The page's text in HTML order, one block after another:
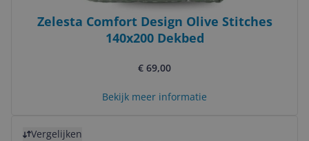
Zelesta Comfort Design Olive Stitches
140x200 Dekbed
€ 69,00
Bekijk meer informatie
Vergelijken